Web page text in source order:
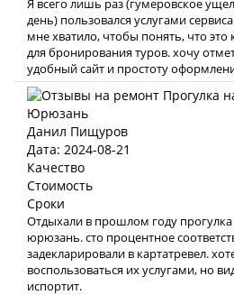
Я всего лишь раз (гумеровское
день) пользовался услугами
мне хватило, чтобы понять, что
для бронирования туров. хочу
удобный сайт и простоту
Данил Пищуров
Дата: 2024-08-21
Качество
Стоимость
Сроки
Отдыхали в прошлом году прогулка
юрюзань. сто процентное
задекларировали в картатревел.
воспользоваться их услугами, но
испортит.